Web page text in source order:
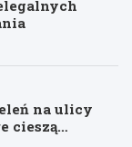
na ulicy
cieszą